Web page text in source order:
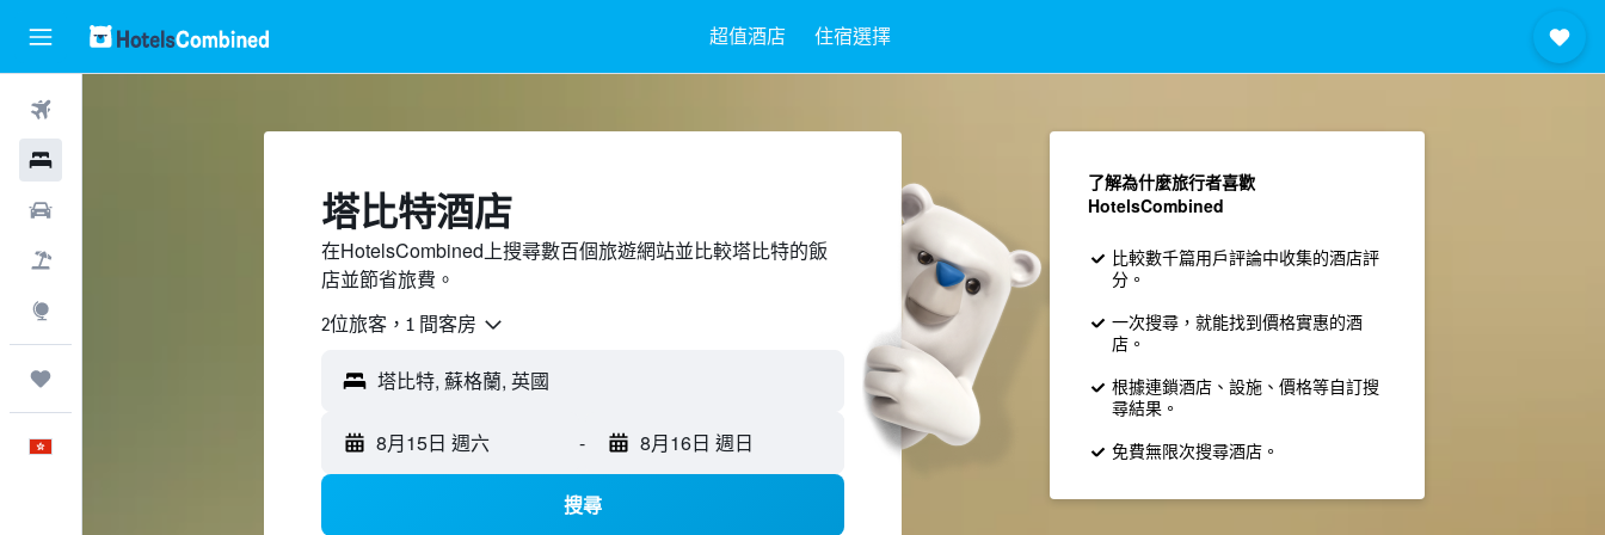
超值酒店 住宿選擇
塔比特酒店
在HotelsCombined上搜尋數百個旅遊網站並比較塔比特的飯
店並節省旅費。
2位旅客，1 間客房
8月15日 週六 - 8月16日 週日
搜尋
了解為什麼旅行者喜歡
HotelsCombined
比較數千篇用戶評論中收集的酒店評
分。
一次搜尋，就能找到價格實惠的酒
店。
根據連鎖酒店、設施、價格等自訂搜
尋結果。
免費無限次搜尋酒店。